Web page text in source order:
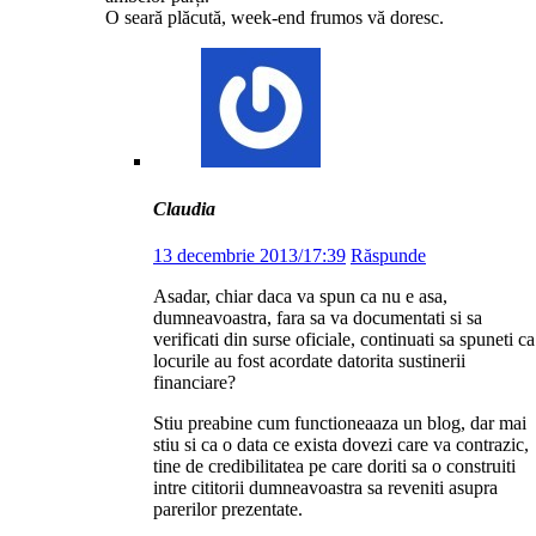
O seară plăcută, week-end frumos vă doresc.
Claudia
13 decembrie 2013/17:39 Răspunde
Asadar, chiar daca va spun ca nu e asa,
dumneavoastra, fara sa va documentati si sa
verificati din surse oficiale, continuati sa spuneti ca
locurile au fost acordate datorita sustinerii
financiare?
Stiu preabine cum functioneaaza un blog, dar mai
stiu si ca o data ce exista dovezi care va contrazic,
tine de credibilitatea pe care doriti sa o construiti
intre cititorii dumneavoastra sa reveniti asupra
parerilor prezentate.